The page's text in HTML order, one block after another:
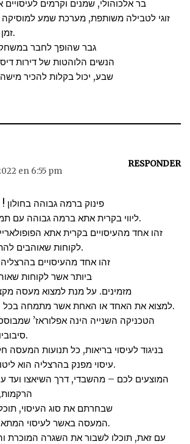
בר אלכוהולי, שמנים וקרמים לעיסויים
זוגי לטבילה משותפת, מערכת שמע
זמן שהותכם ועוד.
גבר שהופך לחבר
הנשים הלוהטות של דירות
שבע, יכול בקלות להכיר
en 6:55 pm
RESPONDER
פינוק ברמה גבוהה בחולון !
ליווי בקרית אתא ברמה גבוהה עם תמונות אמיתיות.
זהו אחד מהעיסויים בקרית אתא
לקוחות שאוהבים להתפנק מזמינים.
זהו אחד מהעיסויים בהרצליה
ביותר אשר לקוחות
מזמינים. על מנת למצוא מעסה
למצוא את האחד או האחת אשר מתמחה בכל סוגי העיסויים.
הטכניקה השנייה הינה אפלוראז’
סיבוביות של כף היד.
בניגוד לעיסוי בריאות, כל תנועות המעסה
עיסוי מפנק בהרצליה הוא ליטוף, לישה קלה.
המוצעים לכם – מהשבדי, דרך השיאצו ועד
שבחרתם את סוג העיסוי,
המעסה באשר לעיסוי המתאים לכם ביותר.
עם זאת, תוכלו לשבור את השגרה המוכרת